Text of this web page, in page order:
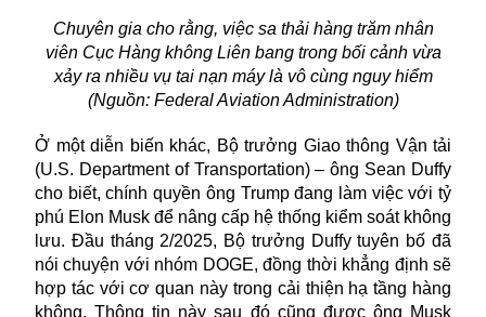
Chuyên gia cho rằng, việc sa thải hàng trăm nhân
viên Cục Hàng không Liên bang trong bối cảnh vừa
xảy ra nhiều vụ tai nạn máy là vô cùng nguy hiểm
(Nguồn: Federal Aviation Administration)
Ở một diễn biến khác, Bộ trưởng Giao thông Vận tải
(U.S. Department of Transportation) – ông Sean Duffy
cho biết, chính quyền ông Trump đang làm việc với tỷ
phú Elon Musk để nâng cấp hệ thống kiểm soát không
lưu. Đầu tháng 2/2025, Bộ trưởng Duffy tuyên bố đã
nói chuyện với nhóm DOGE, đồng thời khẳng định sẽ
hợp tác với cơ quan này trong cải thiện hạ tầng hàng
không. Thông tin này sau đó cũng được ông Musk